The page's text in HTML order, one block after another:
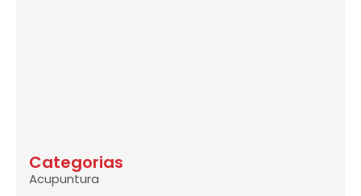
Categorias
Acupuntura